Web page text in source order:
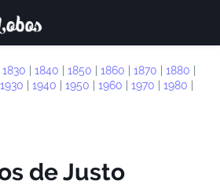
1830 1840 1850 1860 1870 1880
1930 1940 1950 1960 1970 1980
de Justo